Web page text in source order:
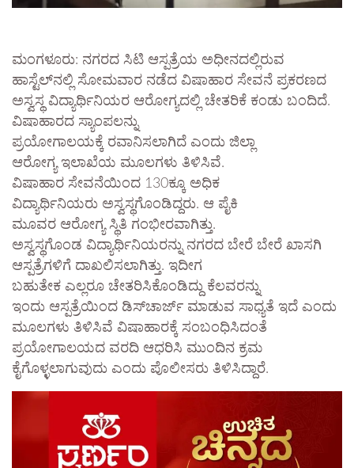
ಮಂಗಳೂರು: ನಗರದ ಸಿಟಿ ಆಸ್ಪತ್ರೆಯ ಅಧೀನದಲ್ಲಿರುವ
ಹಾಸ್ಟೆಲ್‌ನಲ್ಲಿ ಸೋಮವಾರ ನಡೆದ ವಿಷಾಹಾರ ಸೇವನೆ ಪ್ರಕರಣದ
ಅಸ್ವಸ್ಥ ವಿದ್ಯಾರ್ಥಿನಿಯರ ಆರೋಗ್ಯದಲ್ಲಿ ಚೇತರಿಕೆ ಕಂಡು ಬಂದಿದೆ.
ವಿಷಾಹಾರದ ಸ್ಯಾಂಪಲನ್ನು
ಪ್ರಯೋಗಾಲಯಕ್ಕೆ ರವಾನಿಸಲಾಗಿದೆ ಎಂದು ಜಿಲ್ಲಾ
ಆರೋಗ್ಯ ಇಲಾಖೆಯ ಮೂಲಗಳು ತಿಳಿಸಿವೆ.
ವಿಷಾಹಾರ ಸೇವನೆಯಿಂದ 130ಕ್ಕೂ ಅಧಿಕ
ವಿದ್ಯಾರ್ಥಿನಿಯರು ಅಸ್ವಸ್ಥಗೊಂಡಿದ್ದರು. ಆ ಪೈಕಿ
ಮೂವರ ಆರೋಗ್ಯ ಸ್ಥಿತಿ ಗಂಭೀರವಾಗಿತ್ತು.
ಅಸ್ವಸ್ಥಗೊಂಡ ವಿದ್ಯಾರ್ಥಿನಿಯರನ್ನು ನಗರದ ಬೇರೆ ಬೇರೆ ಖಾಸಗಿ
ಆಸ್ಪತ್ರೆಗಳಿಗೆ ದಾಖಲಿಸಲಾಗಿತ್ತು. ಇದೀಗ
ಬಹುತೇಕ ಎಲ್ಲರೂ ಚೇತರಿಸಿಕೊಂಡಿದ್ದು ಕೆಲವರನ್ನು
ಇಂದು ಆಸ್ಪತ್ರೆಯಿಂದ ಡಿಸ್‌ಚಾರ್ಜ್ ಮಾಡುವ ಸಾಧ್ಯತೆ ಇದೆ ಎಂದು
ಮೂಲಗಳು ತಿಳಿಸಿವೆ ವಿಷಾಹಾರಕ್ಕೆ ಸಂಬಂಧಿಸಿದಂತೆ
ಪ್ರಯೋಗಾಲಯದ ವರದಿ ಆಧರಿಸಿ ಮುಂದಿನ ಕ್ರಮ
ಕೈಗೊಳ್ಳಲಾಗುವುದು ಎಂದು ಪೊಲೀಸರು ತಿಳಿಸಿದ್ದಾರೆ.